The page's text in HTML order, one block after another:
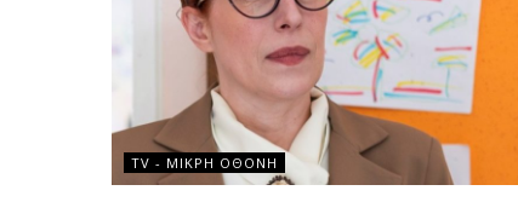
TV - MΙΚΡΗ ΟΘΟΝΗ